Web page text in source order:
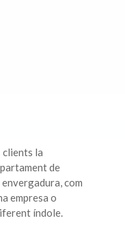
clients la
de
com
empresa o
índole.